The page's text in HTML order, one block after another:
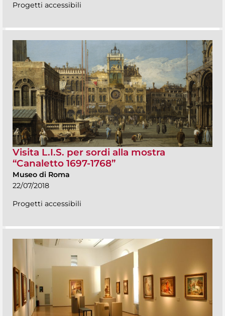
Progetti accessibili
Visita L.I.S. per sordi alla mostra
“Canaletto 1697-1768”
Museo di Roma
22/07/2018
Progetti accessibili